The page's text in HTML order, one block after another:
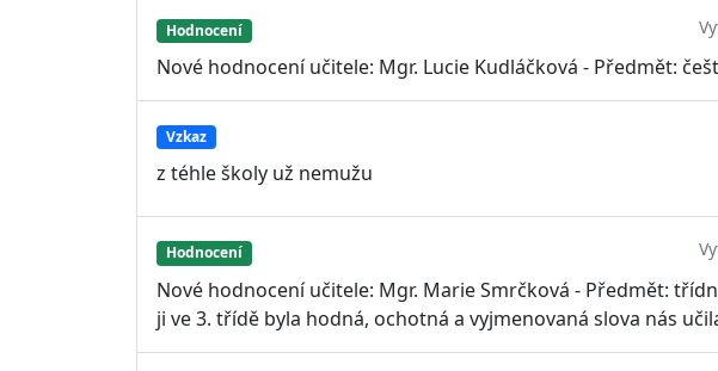
Hodnocení
Nové hodnocení učitele: Mgr. Lucie Kudláčková - Předmět:
Vzkaz
z téhle školy už nemužu
Hodnocení
Nové hodnocení učitele: Mgr. Marie Smrčková - Předmět:
ji ve 3. třídě byla hodná, ochotná a vyjmenovaná slova nás